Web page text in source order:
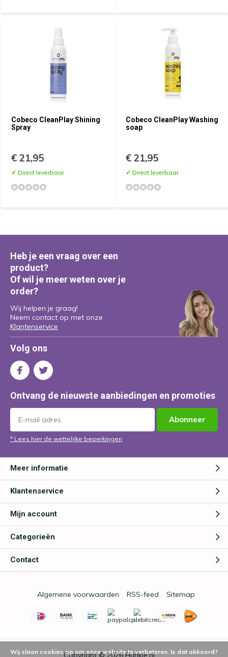
Cobeco CleanPlay Shining
Spray
€ 21,95
✓ Direct leverbaar
Cobeco CleanPlay Washing
soap
€ 21,95
✓ Direct leverbaar
Heb je een vraag over een
product?
Of wil je meer weten over je
order?
Wij helpen je graag!
Neem contact op met onze
Klantenservice
Volg ons
Ontvang de nieuwste aanbiedingen en promoties
Abonneer
* Lees hier de wettelijke beperkingen
Meer informatie
Klantenservice
Mijn account
Categorieën
Contact
Copyright © 2026Hunkie.nl
Algemene voorwaarden RSS-feed Sitemap
Wij slaan cookies op om onze website te verbeteren. Is dat akkoord?